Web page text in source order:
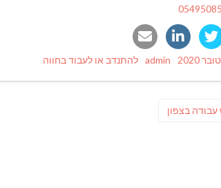
Author
admin
Categories
להתנדב או לעבוד בחווה
בצפון